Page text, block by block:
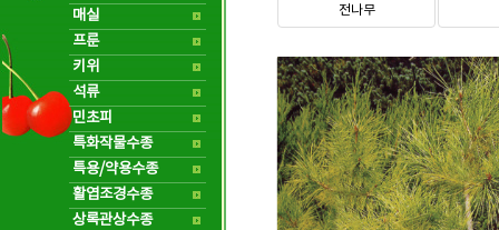
매실
프룬
키위
석류
민초피
특화작물수종
특용/약용수종
활엽조경수종
상록관상수종
전나무